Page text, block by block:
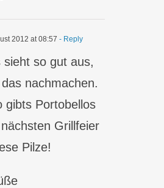
2012 at 08:57 - Reply
sieht so gut aus,
nachmachen.
gibts Portobellos
Grillfeier
Pilze!